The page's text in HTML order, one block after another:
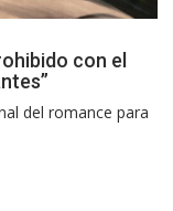
con el
del romance para